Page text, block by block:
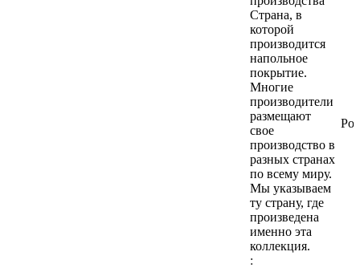
Страна, в
которой
производится
напольное
покрытие.
Многие
производители
размещают
свое
производство в
разных странах
по всему миру.
Мы указываем
ту страну, где
произведена
именно эта
коллекция.
: